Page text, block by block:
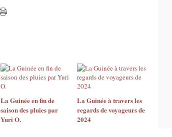
La Guinée en fin de
saison des pluies par
Yuri O.
La Guinée à travers les
regards de voyageurs de
2024